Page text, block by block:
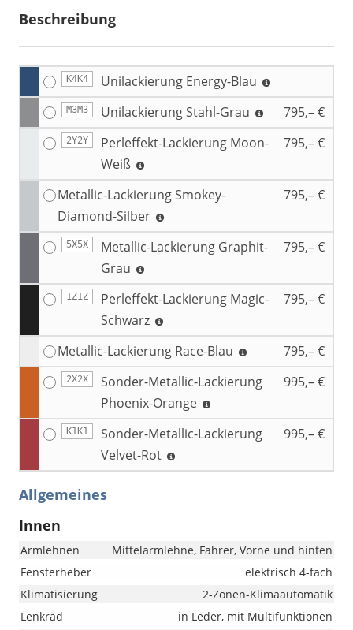
Beschreibung
K4K4 Unilackierung Energy-Blau
M3M3 Unilackierung Stahl-Grau 795,– €
2Y2Y
Perleffekt-Lackierung Moon-
Weiß
795,– €
Metallic-Lackierung Smokey-
Diamond-Silber
795,– €
5X5X
Metallic-Lackierung Graphit-
Grau
795,– €
1Z1Z
Perleffekt-Lackierung Magic-
Schwarz
795,– €
Metallic-Lackierung Race-Blau 795,– €
2X2X
Sonder-Metallic-Lackierung
Phoenix-Orange
995,– €
K1K1
Sonder-Metallic-Lackierung
Velvet-Rot
995,– €
Allgemeines
Innen
Armlehnen
Mittelarmlehne, Fahrer, Vorne und hinten
Fensterheber
elektrisch 4-fach
Klimatisierung
2-Zonen-Klimaautomatik
Lenkrad
in Leder, mit Multifunktionen